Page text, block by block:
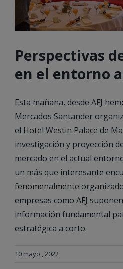
Perspectivas
en el entorno
Esta mañana, desde AFJ
Mercados Santander
el Hotel Westin Palace de
investigación y proyección
mercado en el actual
un más que interesante
fenomenalmente
empresas como AFJ
información fundamental
estratégica a corto.
10 mayo , 2022